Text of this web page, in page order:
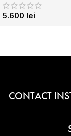
5.600 lei
CONTACT